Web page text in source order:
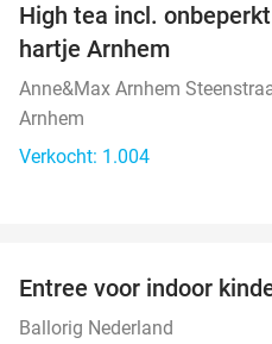
High tea incl.
hartje Arnhem
Anne&Max Arnhem
Arnhem
Verkocht: 1.004
Entree voor indoor
Ballorig Nederland